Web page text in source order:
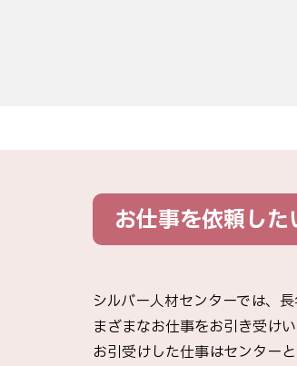
お仕事を依頼した
シルバー人材センターでは、
まざまなお仕事をお引き受けい
お引受けした仕事はセンター